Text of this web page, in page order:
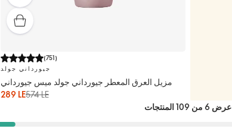
(751)
جيورداني جولد
مزيل العرق المعطر جيورداني جولد ميس جيورداني
289 LE574 LE
عرض 6 من 109 المنتجات